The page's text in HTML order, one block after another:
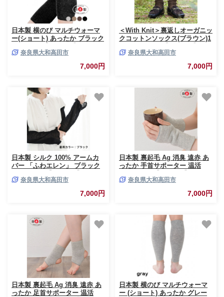
日本製 横のび マルチウォーマ
ー(ショート) あったか ブラック
奈良県大和高田市
7,000円
＜With Knit＞裏返しオーガニッ
クコットンソックス(ブラウン)1
奈良県大和高田市
7,000円
日本製 シルク 100% アームカ
バー 「ふわエレン」 ブラック
奈良県大和高田市
7,000円
日本製 裏起毛 Ag 消臭 遠赤 あ
ったか 手首サポーター 温活
奈良県大和高田市
7,000円
日本製 裏起毛 Ag 消臭 遠赤 あ
ったか 足首サポーター 温活
日本製 横のび マルチウォーマ
ー (ショート) あったか グレー